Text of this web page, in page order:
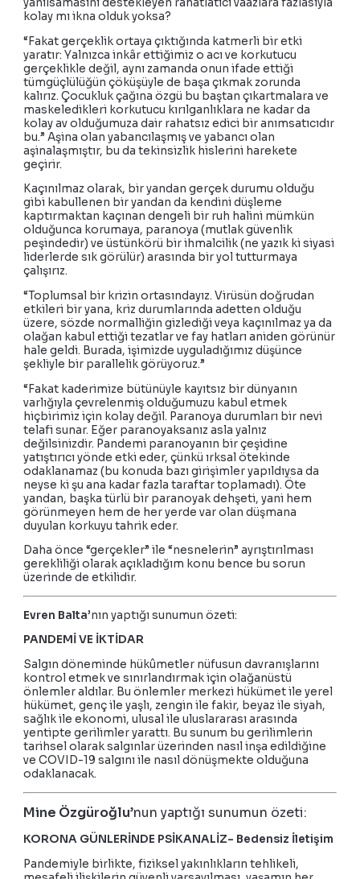
kolay mı ikna olduk yoksa?
“Fakat gerçeklik ortaya çıktığında katmerli bir etki
yaratır: Yalnızca inkâr ettiğimiz o acı ve korkutucu
gerçeklikle değil, aynı zamanda onun ifade ettiği
tümgüçlülüğün çöküşüyle de başa çıkmak zorunda
kalırız. Çocukluk çağına özgü bu baştan çıkartmalara ve
maskeledikleri korkutucu kırılganlıklara ne kadar da
kolay av olduğumuza dair rahatsız edici bir anımsatıcıdır
bu.” Aşina olan yabancılaşmış ve yabancı olan
aşinalaşmıştır, bu da tekinsizlik hislerini harekete
geçirir.
Kaçınılmaz olarak, bir yandan gerçek durumu olduğu
gibi kabullenen bir yandan da kendini düşleme
kaptırmaktan kaçınan dengeli bir ruh halini mümkün
olduğunca korumaya, paranoya (mutlak güvenlik
peşindedir) ve üstünkörü bir ihmalcilik (ne yazık ki siyasi
liderlerde sık görülür) arasında bir yol tutturmaya
çalışırız.
“Toplumsal bir krizin ortasındayız. Virüsün doğrudan
etkileri bir yana, kriz durumlarında adetten olduğu
üzere, sözde normalliğin gizlediği veya kaçınılmaz ya da
olağan kabul ettiği tezatlar ve fay hatları aniden görünür
hale geldi. Burada, işimizde uyguladığımız düşünce
şekliyle bir parallelik görüyoruz.”
“Fakat kaderimize bütünüyle kayıtsız bir dünyanın
varlığıyla çevrelenmiş olduğumuzu kabul etmek
hiçbirimiz için kolay değil. Paranoya durumları bir nevi
telafi sunar. Eğer paranoyaksanız asla yalnız
değilsinizdir. Pandemi paranoyanın bir çeşidine
yatıştırıcı yönde etki eder, çünkü ırksal ötekinde
odaklanamaz (bu konuda bazı girişimler yapıldıysa da
neyse ki şu ana kadar fazla taraftar toplamadı). Öte
yandan, başka türlü bir paranoyak dehşeti, yani hem
görünmeyen hem de her yerde var olan düşmana
duyulan korkuyu tahrik eder.
Daha önce “gerçekler” ile “nesnelerin” ayrıştırılması
gerekliliği olarak açıkladığım konu bence bu sorun
üzerinde de etkilidir.
Evren Balta’nın yaptığı sunumun özeti:
PANDEMİ VE İKTİDAR
​Salgın döneminde hükûmetler nüfusun davranışlarını
kontrol etmek ve sınırlandırmak için olağanüstü
önlemler aldılar. Bu önlemler merkezi hükümet ile yerel
hükümet, genç ile yaşlı, zengin ile fakir, beyaz ile siyah,
sağlık ile ekonomi, ulusal ile uluslararası arasında
yentipte gerilimler yarattı. Bu sunum bu gerilimlerin
tarihsel olarak salgınlar üzerinden nasıl inşa edildiğine
ve COVID-19 salgını ile nasıl dönüşmekte olduğuna
odaklanacak.
Mine Özgüroğlu’nun yaptığı sunumun özeti:
KORONA GÜNLERİNDE PSİKANALİZ- Bedensiz İletişim
Pandemiyle birlikte, fiziksel yakınlıkların tehlikeli,